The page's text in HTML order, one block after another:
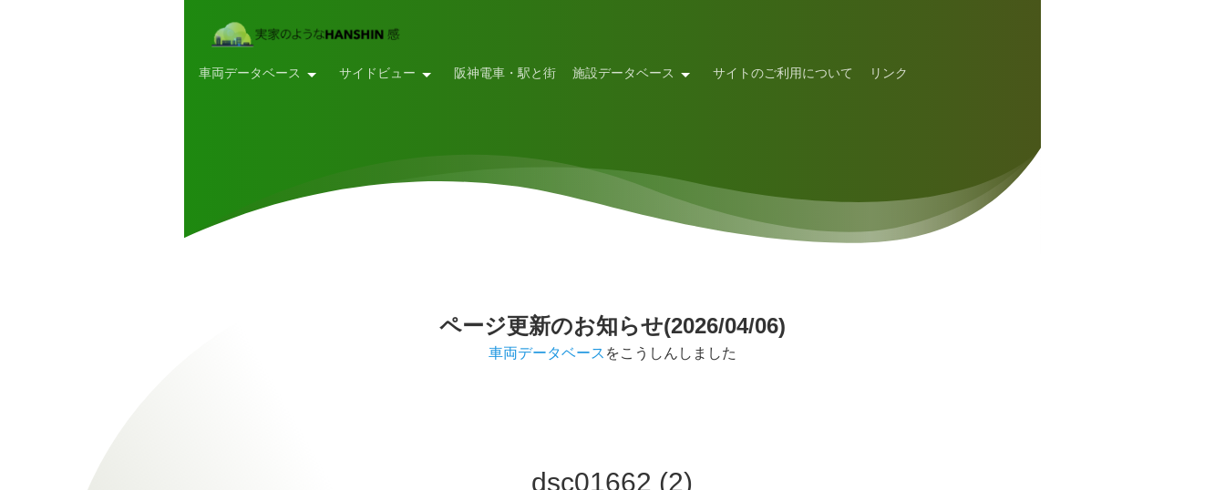
車両データベース サイドビュー 阪神電車・駅と街 施設データベース サイトのご利用について リンク
ページ更新のお知らせ(2026/04/06)
車両データベース をこうしんしました
dsc01662 (2)